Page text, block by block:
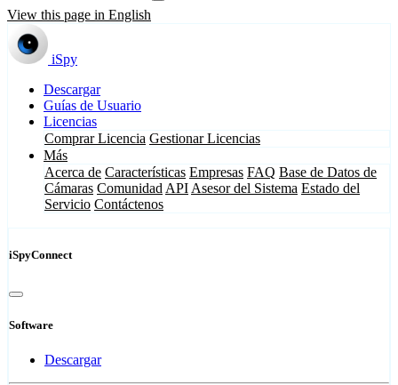
View this page in English
iSpy
Descargar
Guías de Usuario
Licencias
Comprar Licencia Gestionar Licencias
Más
Acerca de Características Empresas FAQ Base de Datos de
Cámaras Comunidad API Asesor del Sistema Estado del
Servicio Contáctenos
iSpyConnect
Software
Descargar